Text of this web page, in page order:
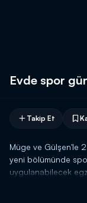
Evde spor
Takip Et
Müge ve Gülşen'le
yeni bölümünde
uygulanabilecek
İşte bugünün en